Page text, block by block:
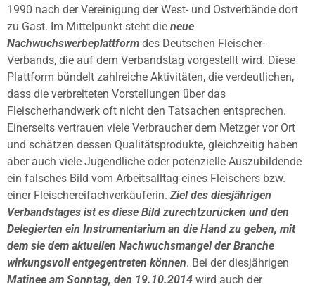
1990 nach der Vereinigung der West- und Ostverbände dort
zu Gast. Im Mittelpunkt steht die neue
Nachwuchswerbeplattform des Deutschen Fleischer-
Verbands, die auf dem Verbandstag vorgestellt wird. Diese
Plattform bündelt zahlreiche Aktivitäten, die verdeutlichen,
dass die verbreiteten Vorstellungen über das
Fleischerhandwerk oft nicht den Tatsachen entsprechen.
Einerseits vertrauen viele Verbraucher dem Metzger vor Ort
und schätzen dessen Qualitätsprodukte, gleichzeitig haben
aber auch viele Jugendliche oder potenzielle Auszubildende
ein falsches Bild vom Arbeitsalltag eines Fleischers bzw.
einer Fleischereifachverkäuferin.Ziel des diesjährigen
Verbandstages ist es diese Bild zurechtzurücken und den
Delegierten ein Instrumentarium an die Hand zu geben, mit
dem sie dem aktuellen Nachwuchsmangel der Branche
wirkungsvoll entgegentreten können. Bei der diesjährigen
Matinee am Sonntag, den 19.10.2014 wird auch der